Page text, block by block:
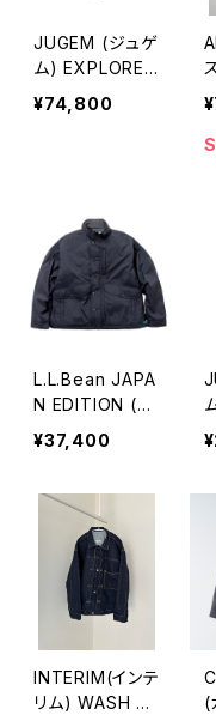
JUGEM (ジュゲ
ム) EXPLORE
DOWN PK エク
スプローラーダ
¥74,800
ス)
L.L.Bean JAPA
N EDITION (エ
ルエルビーン ジ
ャパンエディショ
n's Windy Rid
ge Insulated J
acket メンズ ビ
ーンズ・ウィンデ
ィ・リッジ・インサ
ケット
¥37,400
ム)
INTERIM(インテ
リム) WASH HE
(